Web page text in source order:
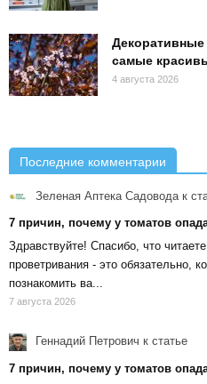
самые
4 августа 2026
Последние комментарии
Зеленая Аптека Садовода к
7 причин, почему у томатов
Здравствуйте! Спасибо, что
проветривания - это обязательно,
познакомить ва...
7 августа 2026
Геннадий Петрович к статье
7 причин, почему у томатов